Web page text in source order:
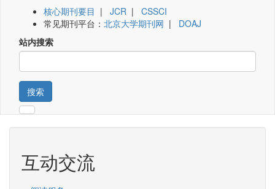
核心期刊要目 | JCR | CSSCI
常见期刊平台： 北京大学期刊网 | DOAJ
站内搜索
搜索
互动交流